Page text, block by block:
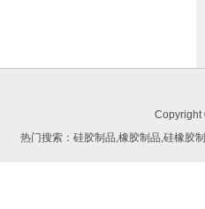
Copyright
热门搜索：硅胶制品,橡胶制品,硅橡胶